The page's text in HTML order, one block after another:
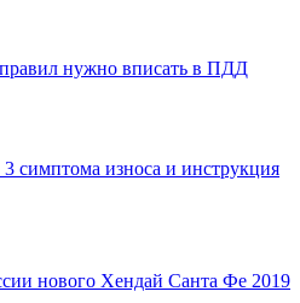
нужно вписать в ПДД
симптома износа и инструкция
нового Хендай Санта Фе 2019